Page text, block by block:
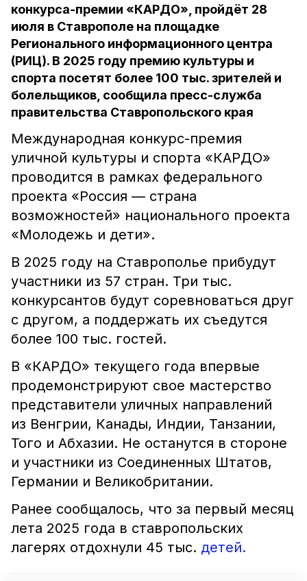
конкурса-премии «КАРДО», пройдёт 28
июля в Ставрополе на площадке
Регионального информационного центра
(РИЦ). В 2025 году премию культуры и
спорта посетят более 100 тыс. зрителей и
болельщиков, сообщила пресс-служба
правительства Ставропольского края
Международная конкурс-премия
уличной культуры и спорта «КАРДО»
проводится в рамках федерального
проекта «Россия — страна
возможностей» национального проекта
«Молодежь и дети».
В 2025 году на Ставрополье прибудут
участники из 57 стран. Три тыс.
конкурсантов будут соревноваться друг
с другом, а поддержать их съедутся
более 100 тыс. гостей.
В «КАРДО» текущего года впервые
продемонстрируют свое мастерство
представители уличных направлений
из Венгрии, Канады, Индии, Танзании,
Того и Абхазии. Не останутся в стороне
и участники из Соединенных Штатов,
Германии и Великобритании.
Ранее сообщалось, что за первый месяц
лета 2025 года в ставропольских
лагерях отдохнули 45 тыс. детей.